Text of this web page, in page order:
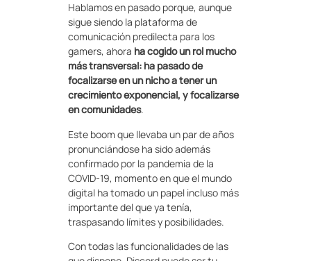
Hablamos en pasado porque, aunque
sigue siendo la plataforma de
comunicación predilecta para los
gamers, ahora ha cogido un rol mucho
más transversal: ha pasado de
focalizarse en un nicho a tener un
crecimiento exponencial, y focalizarse
en comunidades.
Este boom que llevaba un par de años
pronunciándose ha sido además
confirmado por la pandemia de la
COVID-19, momento en que el mundo
digital ha tomado un papel incluso más
importante del que ya tenía,
traspasando límites y posibilidades.
Con todas las funcionalidades de las